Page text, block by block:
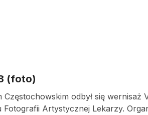
(foto)
odbył się wernisaż
Artystycznej Lekarzy.